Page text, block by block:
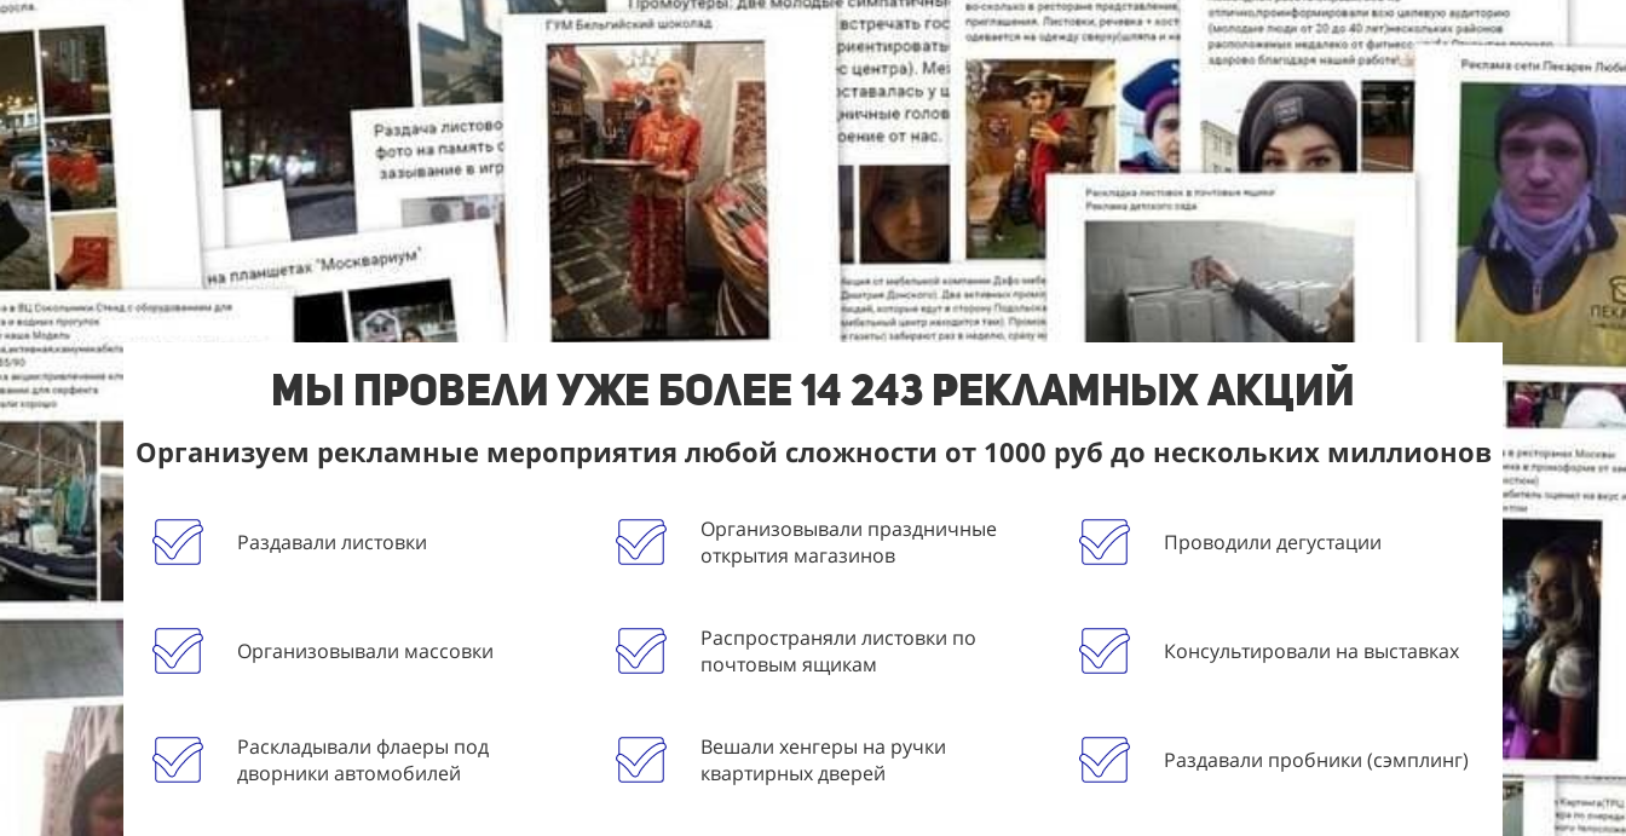
Мы Провели уже более 14 243 рекламных акций
Организуем рекламные мероприятия любой сложности от 1000 руб до нескольких миллионов
Раздавали листовки
Организовывали праздничные
открытия магазинов
Проводили дегустации
Организовывали массовки
Распространяли листовки по
почтовым ящикам
Консультировали на выставках
Раскладывали флаеры под
дворники автомобилей
Вешали хенгеры на ручки
квартирных дверей
Раздавали пробники (сэмплинг)